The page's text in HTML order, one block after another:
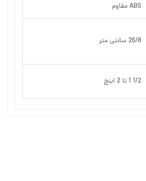
ABS مقاوم
26/8 سانتی متر
1/2 1 تا 2 اینچ